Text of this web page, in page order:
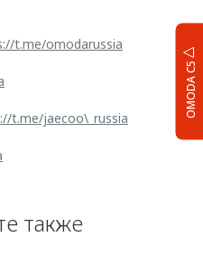
OMODA C5
t.me/omodarussia
t.me/jaecoo\_russia
также